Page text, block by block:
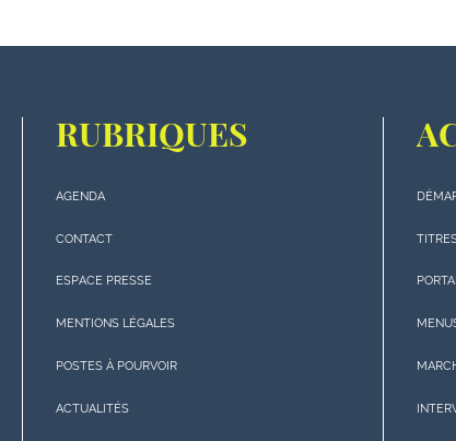
RUBRIQUES
"rubriques"
en
de
page
AGENDA
CONTACT
ESPACE PRESSE
MENTIONS LÉGALES
POSTES À POURVOIR
ACTUALITÉS
bas